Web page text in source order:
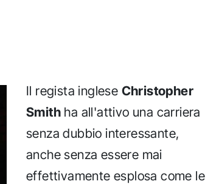
Il regista inglese Christopher
Smith ha all'attivo una carriera
senza dubbio interessante,
anche senza essere mai
effettivamente esplosa come le